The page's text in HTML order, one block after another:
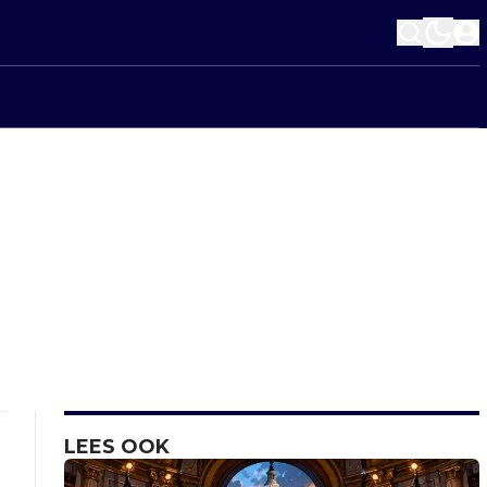
LEES OOK